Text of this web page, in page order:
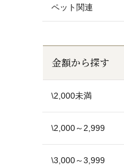
ペット関連
金額から探す
\2,000未満
\2,000～2,999
\3,000～3,999